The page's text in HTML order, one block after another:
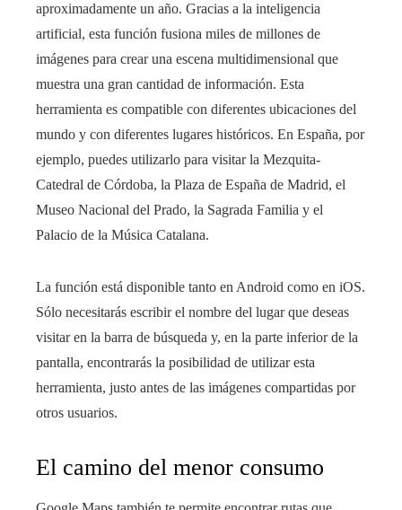
aproximadamente un año. Gracias a la inteligencia
artificial, esta función fusiona miles de millones de
imágenes para crear una escena multidimensional que
muestra una gran cantidad de información. Esta
herramienta es compatible con diferentes ubicaciones del
mundo y con diferentes lugares históricos. En España, por
ejemplo, puedes utilizarlo para visitar la Mezquita-
Catedral de Córdoba, la Plaza de España de Madrid, el
Museo Nacional del Prado, la Sagrada Familia y el
Palacio de la Música Catalana.
La función está disponible tanto en Android como en iOS.
Sólo necesitarás escribir el nombre del lugar que deseas
visitar en la barra de búsqueda y, en la parte inferior de la
pantalla, encontrarás la posibilidad de utilizar esta
herramienta, justo antes de las imágenes compartidas por
otros usuarios.
El camino del menor consumo